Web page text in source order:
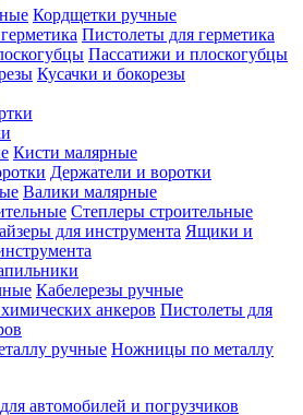
Кордщетки ручные
Пистолеты для герметика
Пассатижи и плоскогубцы
Кусачки и бокорезы
Кисти малярные
Держатели и воротки
Валики малярные
Степлеры строительные
Ящики и
Кабелерезы ручные
Пистолеты для
Ножницы по металлу